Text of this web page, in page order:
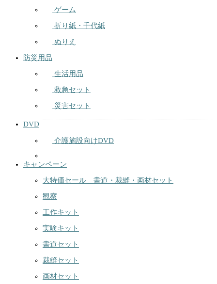
ゲーム
折り紙・千代紙
ぬりえ
防災用品
生活用品
救急セット
災害セット
DVD
介護施設向けDVD
キャンペーン
大特価セール 書道・裁縫・画材セット
観察
工作キット
実験キット
書道セット
裁縫セット
画材セット